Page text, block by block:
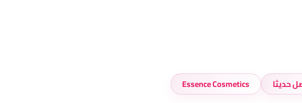
حديثا Essence Cosmetics